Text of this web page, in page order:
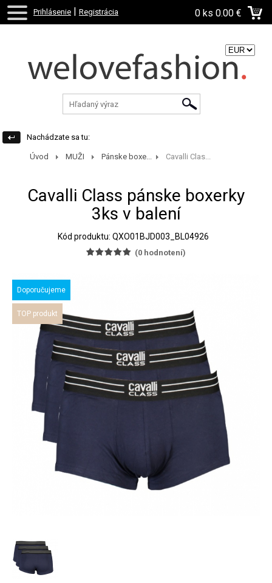
Prihlásenie | Registrácia 0 ks 0.00 €
Nachádzate sa tu:
Úvod MUŽI Pánske boxe... Cavalli Clas...
Cavalli Class pánske boxerky
3ks v balení
Kód produktu: QXO01BJD003_BL04926
(0 hodnotení)
Doporučujeme
TOP produkt